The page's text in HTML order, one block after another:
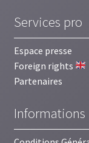
Services pro
Espace presse
Foreign rights
Partenaires
Informations